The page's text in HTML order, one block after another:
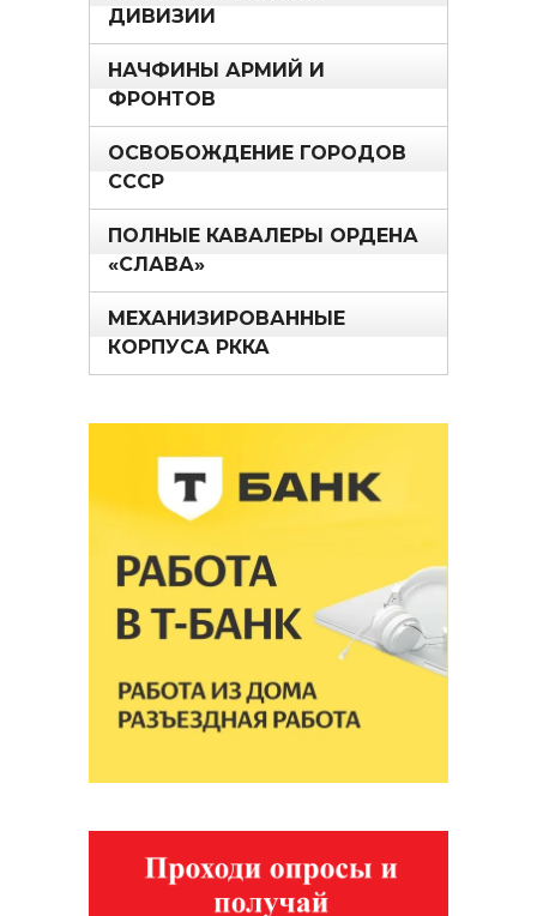
ДИВИЗИИ
НАЧФИНЫ АРМИЙ И
ФРОНТОВ
ОСВОБОЖДЕНИЕ ГОРОДОВ
СССР
ПОЛНЫЕ КАВАЛЕРЫ ОРДЕНА
«СЛАВА»
МЕХАНИЗИРОВАННЫЕ
КОРПУСА РККА